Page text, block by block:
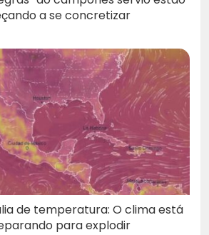
a se concretizar
de temperatura: O clima está
para explodir